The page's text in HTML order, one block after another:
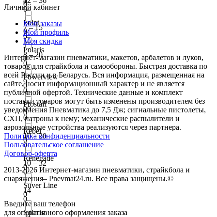
0
0
Point
0
Polaris
0
Powerview
0
Prostaff
0
Rebel
0
Renegade
0
Silver Line
0
Solaris
0
7 – 15
0
8 – 20
0
9
0
90
0
10 – 20
0
10 – 32
0
14
0
Личный кабинет
Мои заказы
Мой профиль
Моя скидка
Интернет-магазин пневматики, макетов, арбалетов и луков,
товаров для страйкбола и самообороны. Быстрая доставка по
всей России и в Беларусь. Вся информация, размещенная на
сайте, носит информационный характер и не является
публичной офертой. Технические данные и комплект
поставки товаров могут быть изменены производителем без
уведомления Пневматика до 7,5 Дж; сигнальные пистолеты,
СХП, патроны к нему; механические распылители и
аэрозольные устройства реализуются через партнера.
Политика конфиденциальности
Пользовательское соглашение
Договор-оферта
2013-2026 Интернет-магазин пневматики, страйкбола и
снаряжения– Pnevmat24.ru. Все права защищены.©
Введите ваш телефон
для оперативного оформления заказа